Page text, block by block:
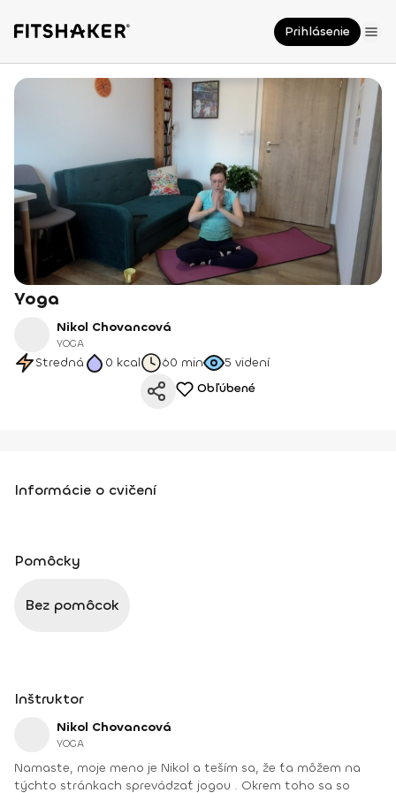
Prihlásenie
Yoga
Nikol Chovancová
YOGA
Stredná 0 kcal 60 min 5 videní
Obľúbené
Informácie o cvičení
Pomôcky
Bez pomôcok
Inštruktor
Nikol Chovancová
YOGA
Namaste, moje meno je Nikol a teším sa, že ťa môžem na
týchto stránkach sprevádzať jogou . Okrem toho sa so